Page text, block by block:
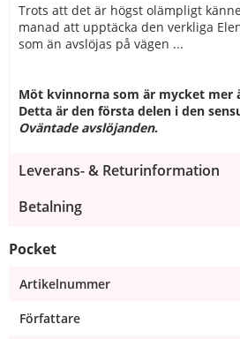
Trots att det är högst olämpligt
manad att upptäcka den verkliga
som än avslöjas på vägen ...
Möt kvinnorna som är mycket mer
Detta är den första delen i den
Oväntade avslöjanden.
Leverans- & Returinformation
Betalning
Pocket
Artikelnummer
Författare